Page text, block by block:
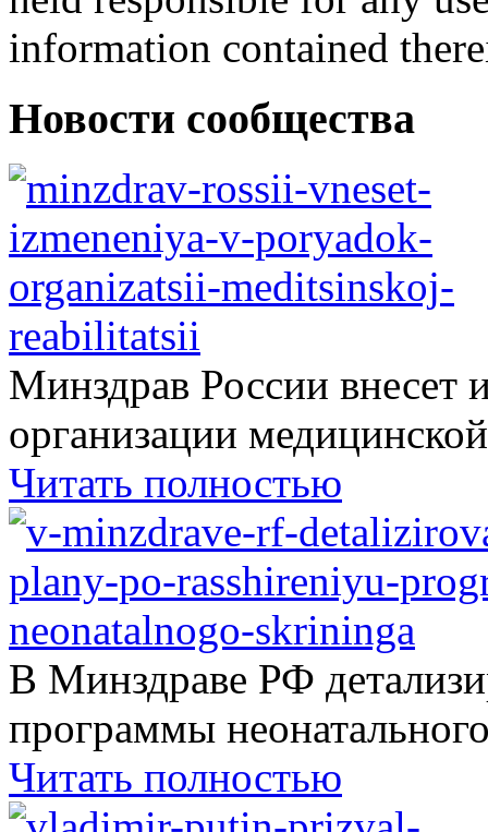
information contained
Новости сообщества
Минздрав России внесет
организации
Читать полностью
В Минздраве РФ
программы
Читать полностью